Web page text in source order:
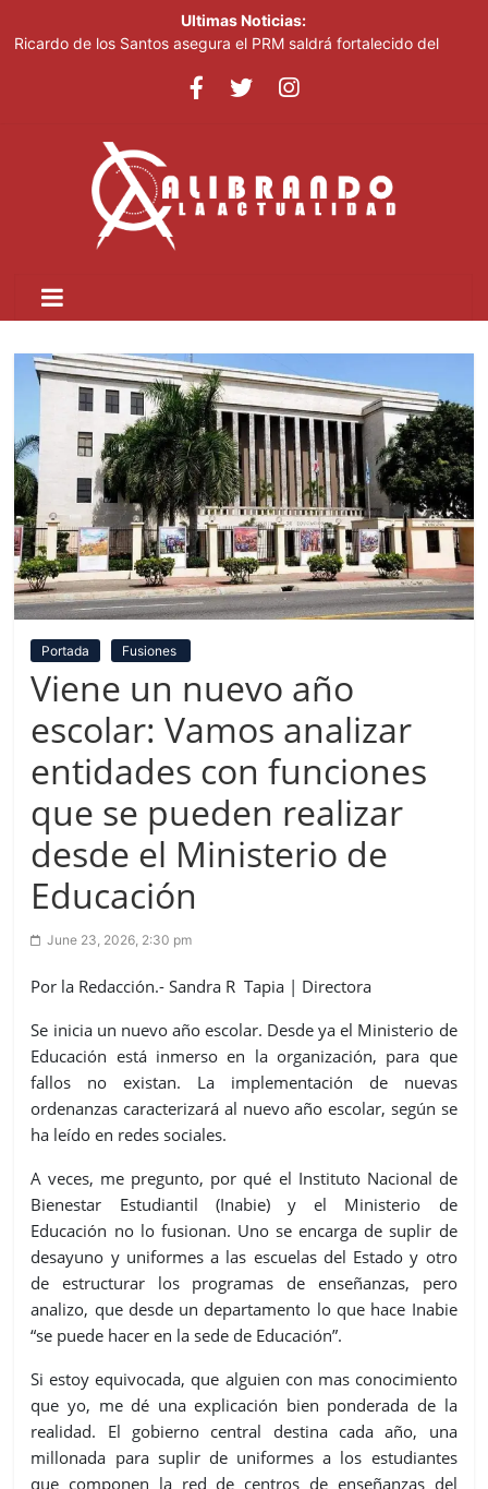
Ultimas Noticias:
Ricardo de los Santos asegura el PRM saldrá fortalecido del
70,000 personas serán beneficiadas con saneamiento de las
Centroamericanos
Thalia Terrero se reencuentra con el oro, ocho años después
Pronostican cielo soleado y temperaturas de hasta 35 °C este
Portada Fusiones
Viene un nuevo año
escolar: Vamos analizar
entidades con funciones
que se pueden realizar
desde el Ministerio de
Educación
June 23, 2026, 2:30 pm
Por la Redacción.- Sandra R Tapia | Directora
Se inicia un nuevo año escolar. Desde ya el Ministerio de
Educación está inmerso en la organización, para que
fallos no existan. La implementación de nuevas
ordenanzas caracterizará al nuevo año escolar, según se
ha leído en redes sociales.
A veces, me pregunto, por qué el Instituto Nacional de
Bienestar Estudiantil (Inabie) y el Ministerio de
Educación no lo fusionan. Uno se encarga de suplir de
desayuno y uniformes a las escuelas del Estado y otro
de estructurar los programas de enseñanzas, pero
analizo, que desde un departamento lo que hace Inabie
“se puede hacer en la sede de Educación”.
Si estoy equivocada, que alguien con mas conocimiento
que yo, me dé una explicación bien ponderada de la
realidad. El gobierno central destina cada año, una
millonada para suplir de uniformes a los estudiantes
que componen la red de centros de enseñanzas del